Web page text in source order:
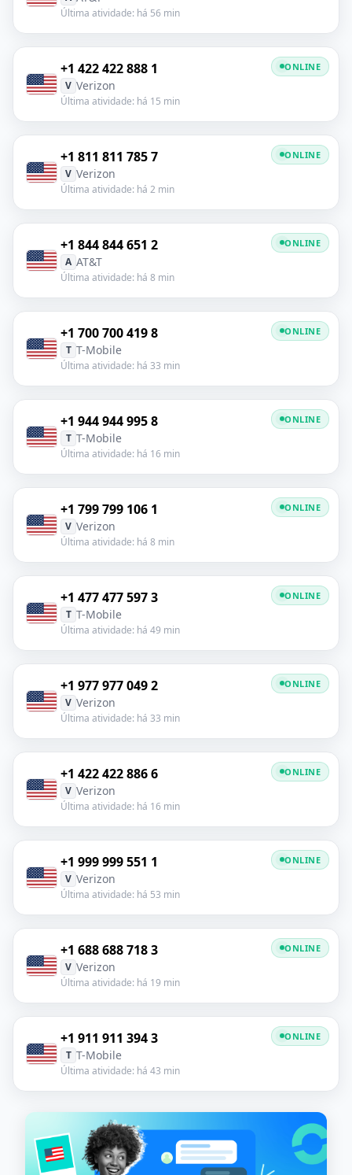
Última atividade: há 56 min
+1 422 422 888 1
V Verizon
Última atividade: há 15 min
ONLINE
+1 811 811 785 7
V Verizon
Última atividade: há 2 min
ONLINE
+1 844 844 651 2
A AT&T
Última atividade: há 8 min
ONLINE
+1 700 700 419 8
T T-Mobile
Última atividade: há 33 min
ONLINE
+1 944 944 995 8
T T-Mobile
Última atividade: há 16 min
ONLINE
+1 799 799 106 1
V Verizon
Última atividade: há 8 min
ONLINE
+1 477 477 597 3
T T-Mobile
Última atividade: há 49 min
ONLINE
+1 977 977 049 2
V Verizon
Última atividade: há 33 min
ONLINE
+1 422 422 886 6
V Verizon
Última atividade: há 16 min
ONLINE
+1 999 999 551 1
V Verizon
Última atividade: há 53 min
ONLINE
+1 688 688 718 3
V Verizon
Última atividade: há 19 min
ONLINE
+1 911 911 394 3
T T-Mobile
Última atividade: há 43 min
ONLINE